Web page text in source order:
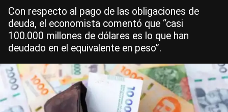
Con respecto al pago de las obligaciones de
deuda, el economista comentó que “casi
100.000 millones de dólares es lo que han
deudado en el equivalente en peso”.